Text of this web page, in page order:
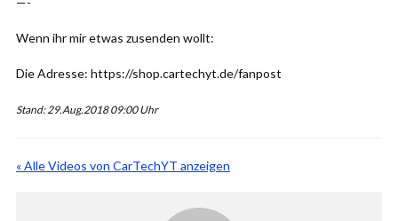
Wenn ihr mir etwas zusenden wollt:
Die Adresse: https://shop.cartechyt.de/fanpost
Stand: 29.Aug.2018 09:00 Uhr
« Alle Videos von CarTechYT anzeigen